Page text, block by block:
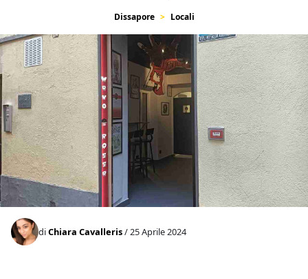
Dissapore Locali
diChiara Cavalleris/ 25 Aprile 2024